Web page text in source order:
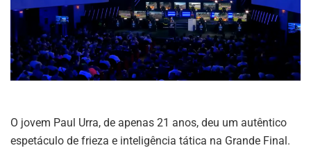
O jovem Paul Urra, de apenas 21 anos, deu um autêntico
espetáculo de frieza e inteligência tática na Grande Final.